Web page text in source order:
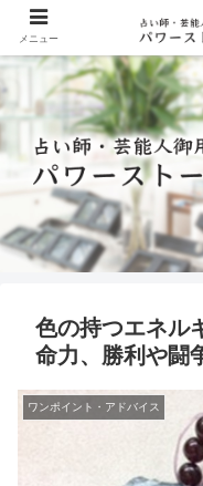
色の持つエネル
命力、勝利や闘
ワンポイント・アドバイス
メニュー